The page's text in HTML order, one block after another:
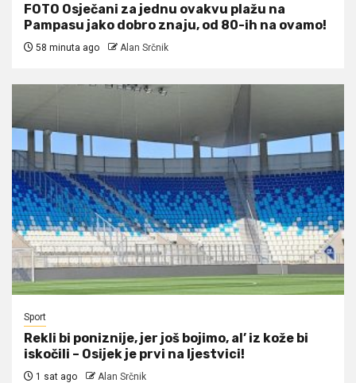
FOTO Osječani za jednu ovakvu plažu na
Pampasu jako dobro znaju, od 80-ih na ovamo!
58 minuta ago Alan Srčnik
Sport
Rekli bi poniznije, jer još bojimo, al’ iz kože bi
iskočili – Osijek je prvi na ljestvici!
1 sat ago Alan Srčnik